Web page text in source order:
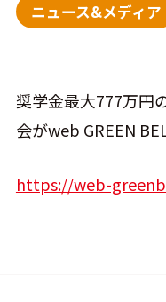
ニュース&メディア
奨学金最大777万円
会がweb GREEN
https://web-